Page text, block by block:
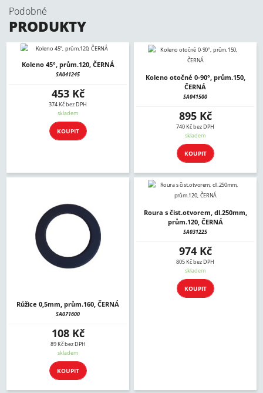
Podobné
PRODUKTY
Koleno 45°, prům.120, ČERNÁ
SA041245
453 Kč
374 Kč bez DPH
skladem
KOUPIT
Koleno otočné 0-90°, prům.150,
ČERNÁ
SA041500
895 Kč
740 Kč bez DPH
skladem
KOUPIT
Růžice 0,5mm, prům.160, ČERNÁ
SA071600
108 Kč
89 Kč bez DPH
skladem
KOUPIT
Roura s čist.otvorem, dl.250mm,
prům.120, ČERNÁ
SA031225
974 Kč
805 Kč bez DPH
skladem
KOUPIT